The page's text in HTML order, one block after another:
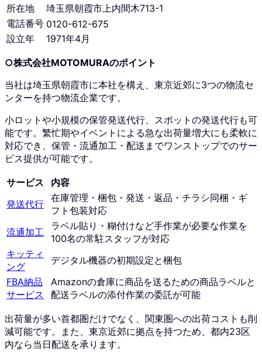
所在地
埼玉県朝霞市上内間木713-1
電話番号 0120-612-675
設立年
1971年4月
○株式会社MOTOMURAのポイント
当社は埼玉県朝霞市に本社を構え、東京近郊に3つの物流セ
ンターを持つ物流企業です。
小ロットや小規模の保管発送代行、スポットの発送代行も可
能です。繁忙期やイベントによる急な出荷量増大にも柔軟に
対応でき、保管・流通加工・配送までワンストップでのサー
ビス提供が可能です。
サービス
内容
発送代行
在庫管理・梱包・発送・返品・チラシ同梱・ギ
フト包装対応
流通加工
ラベル貼り・糊付けなど手作業が必要な作業を
100名の常駐スタッフが対応
キッティ
ング
デジタル機器の初期設定と梱包
FBA納品
サービス
Amazonの倉庫に商品を送るための商品ラベルと
配送ラベルの添付作業の委託が可能
出荷量が多い首都圏だけでなく、関東圏への出荷コストも削
減可能です。
また、東京近郊に拠点を持つため、都内23区
内なら当日配送を承ります。